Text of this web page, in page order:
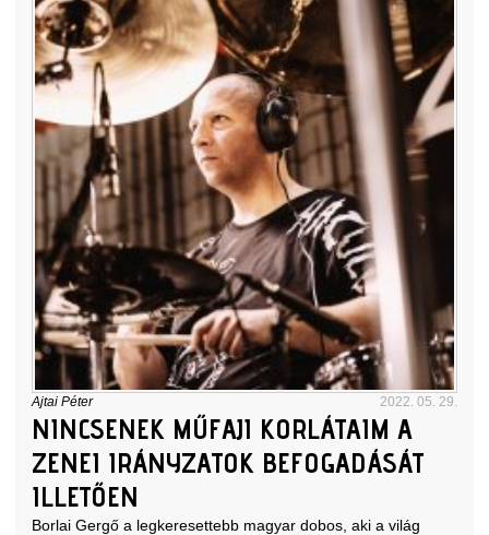
Ajtai Péter 2022. 05. 29.
NINCSENEK MŰFAJI KORLÁTAIM A
ZENEI IRÁNYZATOK BEFOGADÁSÁT
ILLETŐEN
Borlai Gergő a legkeresettebb magyar dobos, aki a világ